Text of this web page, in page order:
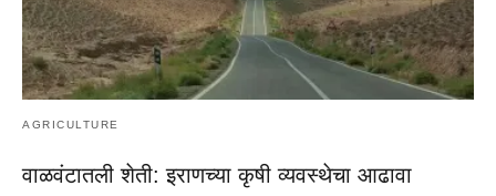
AGRICULTURE
वाळवंटातली शेती: इराणच्या कृषी व्यवस्थेचा आढावा